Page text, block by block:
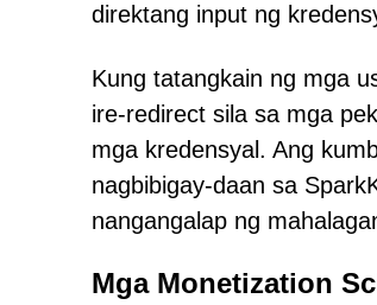
direktang input ng
Kung tatangkain ng mga
ire-redirect sila sa mga
mga kredensyal. Ang
nagbibigay-daan sa
nangangalap ng
Mga Monetization